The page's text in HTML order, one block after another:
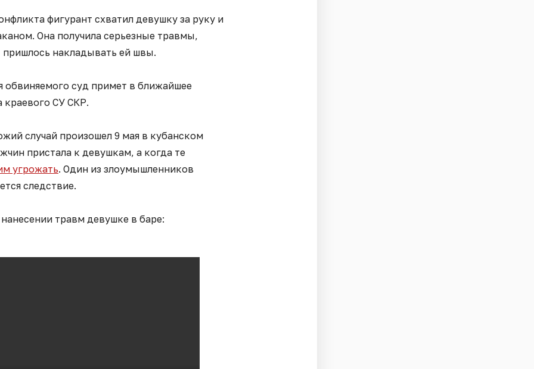
фигурант схватил девушку за руку и
Она получила серьезные травмы,
накладывать ей швы.
обвиняемого суд примет в ближайшее
краевого СУ СКР.
случай произошел 9 мая в кубанском
пристала к девушкам, а когда те
угрожать. Один из злоумышленников
следствие.
травм девушке в баре: